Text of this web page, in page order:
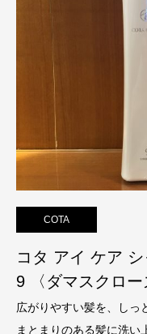
COTA
コタ アイ ケア
9 〈ダマスクロー
広がりやすい髪を、しっ
まとまりのある髪に洗い